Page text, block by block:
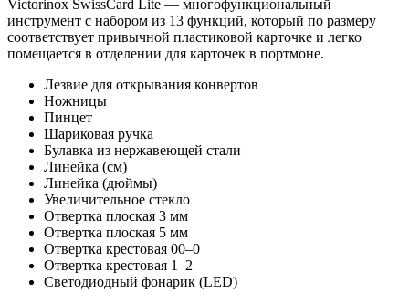
Victorinox SwissCard Lite — многофункциональный
инструмент с набором из 13 функций, который по размеру
соответствует привычной пластиковой карточке и легко
помещается в отделении для карточек в портмоне.
Лезвие для открывания конвертов
Ножницы
Пинцет
Шариковая ручка
Булавка из нержавеющей стали
Линейка (см)
Линейка (дюймы)
Увеличительное стекло
Отвертка плоская 3 мм
Отвертка плоская 5 мм
Отвертка крестовая 00–0
Отвертка крестовая 1–2
Светодиодный фонарик (LED)